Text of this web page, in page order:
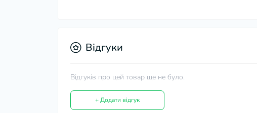
Відгуки
Відгуків про цей товар ще не було.
+ Додати відгук